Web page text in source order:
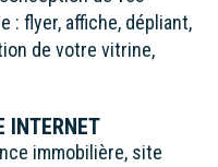
: flyer, affiche, dépliant,
de votre vitrine,
INTERNET
immobilière, site